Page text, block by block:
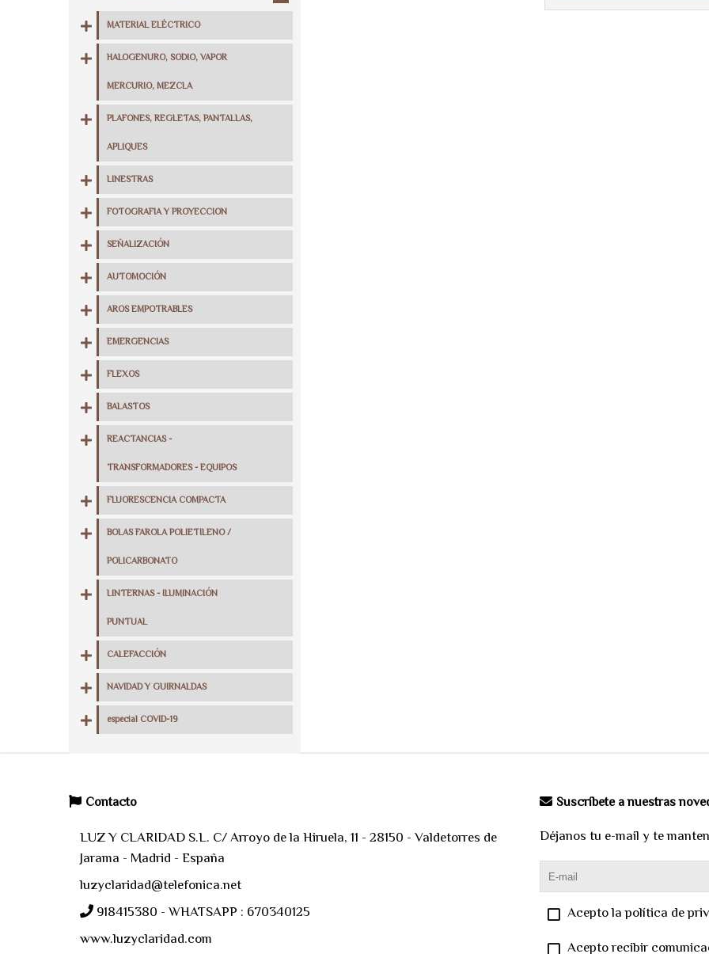
MATERIAL ELÉCTRICO
HALOGENURO, SODIO, VAPOR
MERCURIO, MEZCLA
PLAFONES, REGLETAS, PANTALLAS,
APLIQUES
LINESTRAS
FOTOGRAFIA Y PROYECCION
SEÑALIZACIÓN
AUTOMOCIÓN
AROS EMPOTRABLES
EMERGENCIAS
FLEXOS
BALASTOS
REACTANCIAS -
TRANSFORMADORES - EQUIPOS
FLUORESCENCIA COMPACTA
BOLAS FAROLA POLIETILENO /
POLICARBONATO
LINTERNAS - ILUMINACIÓN
PUNTUAL
CALEFACCIÓN
NAVIDAD Y GUIRNALDAS
especial COVID-19
Contacto
LUZ Y CLARIDAD S.L. C/ Arroyo de la Hiruela, 11 - 28150 - Valdetorres de
Jarama - Madrid - España
luzyclaridad@telefonica.net
918415380 - WHATSAPP : 670340125
www.luzyclaridad.com
Suscríbete a nuestras
Déjanos tu e-mail y te
Acepto la política de
Acepto recibir